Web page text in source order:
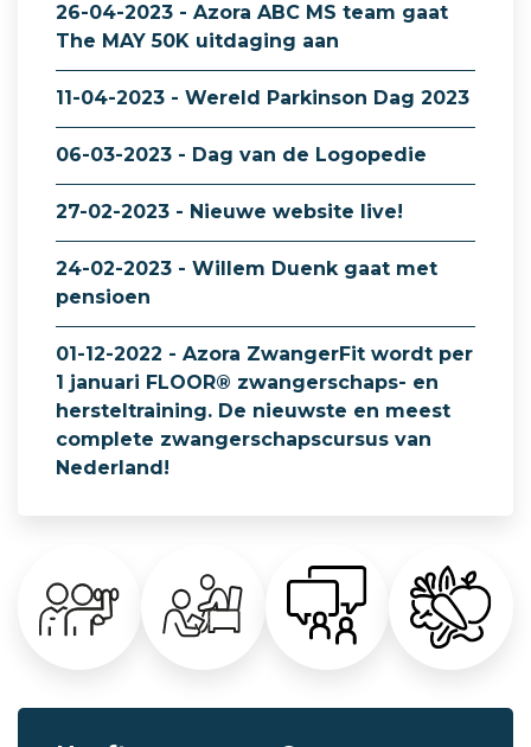
26-04-2023 - Azora ABC MS team gaat
The MAY 50K uitdaging aan
11-04-2023 - Wereld Parkinson Dag 2023
06-03-2023 - Dag van de Logopedie
27-02-2023 - Nieuwe website live!
24-02-2023 - Willem Duenk gaat met
pensioen
01-12-2022 - Azora ZwangerFit wordt per
1 januari FLOOR® zwangerschaps- en
hersteltraining. De nieuwste en meest
complete zwangerschapscursus van
Nederland!